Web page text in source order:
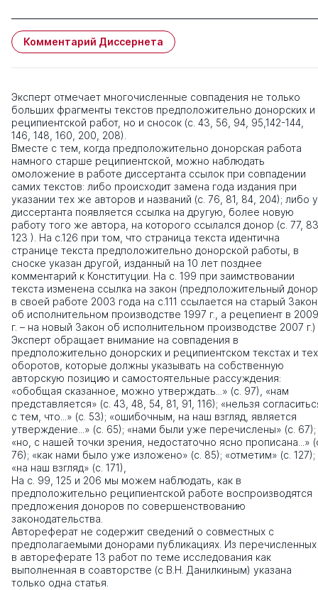
Комментарий Диссернета
Эксперт отмечает многочисленные совпадения не только
больших фрагменты текстов предположительно донорских и
реципиентской работ, но и сносок (с. 43, 56, 94, 95,142-144,
146, 148, 160, 200, 208).
Вместе с тем, когда предположительно донорская работа
намного старше реципиентской, можно наблюдать
омоложение в работе диссертанта ссылок при совпадении
самих текстов: либо происходит замена года издания при
указании тех же авторов и названий (с. 76, 81, 84, 204); либо у
диссертанта появляется ссылка на другую, более новую
работу того же автора, на которого ссылался донор (с. 77,
123 ). На с.126 при том, что страница текста идентична
странице текста предположительно донорской работы, в
сноске указан другой, изданный на 10 лет позднее
комментарий к Конституции. На с. 199 при заимствовании
текста изменена ссылка на закон (предположительный донор
в своей работе 2003 года на с.111 ссылается на старый Закон
об исполнительном производстве 1997 г., а рецепиент в 2009
г. – на новый Закон об исполнительном производстве 2007 г.)
Эксперт обращает внимание на совпадения в
предположительно донорских и реципиентском текстах и тех
оборотов, которые должны указывать на собственную
авторскую позицию и самостоятельные рассуждения:
«обобщая сказанное, можно утверждать...» (с. 97), «нам
представляется» (с. 43, 48, 54, 81, 91, 116); «нельзя
с тем, что...» (с. 53); «ошибочным, на наш взгляд, является
утверждение...» (с. 65); «нами были уже перечислены» (с. 67);
«но, с нашей точки зрения, недостаточно ясно прописана...»
76); «как нами было уже изложено» (с. 85); «отметим» (с. 127);
«на наш взгляд» (с. 171),
На с. 99, 125 и 206 мы можем наблюдать, как в
предположительно реципиентской работе воспроизводятся
предложения доноров по совершенствованию
законодательства.
Автореферат не содержит сведений о совместных с
предполагаемыми донорами публикациях. Из перечисленных
в автореферате 13 работ по теме исследования как
выполненная в соавторстве (с В.Н. Данилкиным) указана
только одна статья.